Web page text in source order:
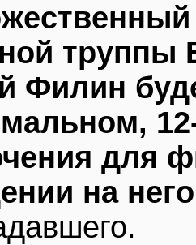
труппы
Филин
для
на него